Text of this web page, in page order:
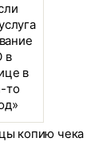
в
в
то
копию чека